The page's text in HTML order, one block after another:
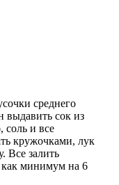
среднего
выдавить сок из
соль и все
кружочками, лук
Все залить
как минимум на 6